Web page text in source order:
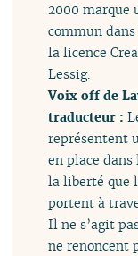
2000 marque
commun
la licence
Lessig.
Voix off de
traducteur :
représentent
en place
la liberté que
portent à
Il ne s’agit
ne renoncent